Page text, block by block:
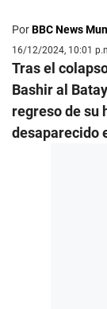
PorBBC News
16/12/2024, 10:01
Tras el
Bashir al
regreso de su
desaparecido